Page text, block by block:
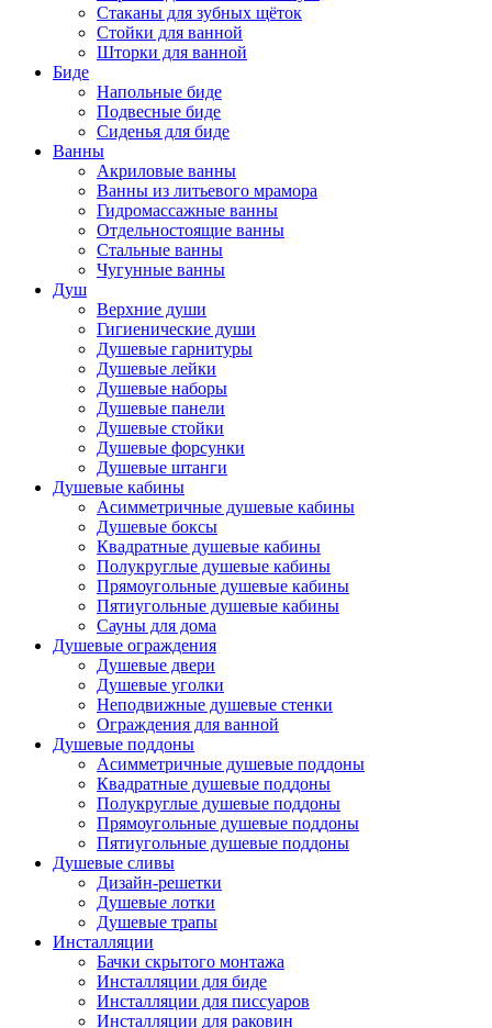
Стаканы для зубных щёток
Стойки для ванной
Шторки для ванной
Биде
Напольные биде
Подвесные биде
Сиденья для биде
Ванны
Акриловые ванны
Ванны из литьевого мрамора
Гидромассажные ванны
Отдельностоящие ванны
Стальные ванны
Чугунные ванны
Душ
Верхние души
Гигиенические души
Душевые гарнитуры
Душевые лейки
Душевые наборы
Душевые панели
Душевые стойки
Душевые форсунки
Душевые штанги
Душевые кабины
Асимметричные душевые кабины
Душевые боксы
Квадратные душевые кабины
Полукруглые душевые кабины
Прямоугольные душевые кабины
Пятиугольные душевые кабины
Сауны для дома
Душевые ограждения
Душевые двери
Душевые уголки
Неподвижные душевые стенки
Ограждения для ванной
Душевые поддоны
Асимметричные душевые поддоны
Квадратные душевые поддоны
Полукруглые душевые поддоны
Прямоугольные душевые поддоны
Пятиугольные душевые поддоны
Душевые сливы
Дизайн-решетки
Душевые лотки
Душевые трапы
Инсталляции
Бачки скрытого монтажа
Инсталляции для биде
Инсталляции для писсуаров
Инсталляции для раковин